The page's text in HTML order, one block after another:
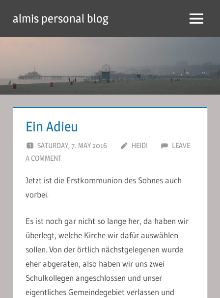
content
almis personal blog Menu
Ein Adieu
SATURDAY, 7. MAY 2016 HEIDI
LEAVE
A COMMENT
Jetzt ist die Erstkommunion des Sohnes auch
vorbei.
Es ist noch gar nicht so lange her, da haben wir
überlegt, welche Kirche wir dafür auswählen
sollen. Von der örtlich nächstgelegenen wurde
eher abgeraten, also haben wir uns zwei
Schulkollegen angeschlossen und unser
eigentliches Gemeindegebiet verlassen und